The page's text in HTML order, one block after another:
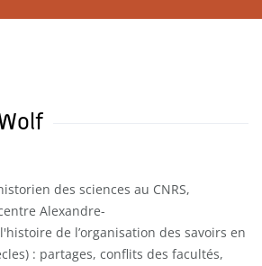
des sciences au CNRS,
Alexandre-
de l’organisation des savoirs en
: partages, conflits des facultés,